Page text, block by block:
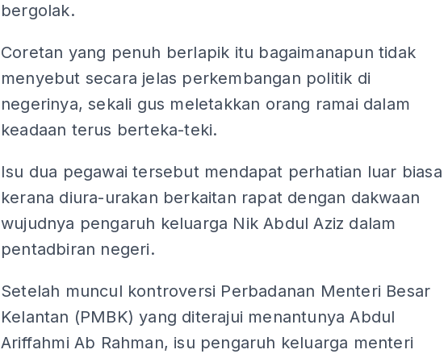
bergolak.
Coretan yang penuh berlapik itu bagaimanapun tidak
menyebut secara jelas perkembangan politik di
negerinya, sekali gus meletakkan orang ramai dalam
keadaan terus berteka-teki.
Isu dua pegawai tersebut mendapat perhatian luar biasa
kerana diura-urakan berkaitan rapat dengan dakwaan
wujudnya pengaruh keluarga Nik Abdul Aziz dalam
pentadbiran negeri.
Setelah muncul kontroversi Perbadanan Menteri Besar
Kelantan (PMBK) yang diterajui menantunya Abdul
Ariffahmi Ab Rahman, isu pengaruh keluarga menteri